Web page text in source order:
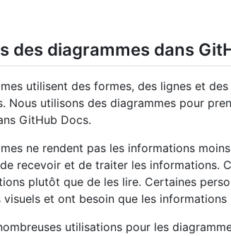
des diagrammes dans
utilisent des formes, des lignes et
Nous utilisons des diagrammes pour
GitHub Docs.
ne rendent pas les informations
recevoir et de traiter les informations.
plutôt que de les lire. Certaines
visuels et ont besoin que les
utilisations pour les